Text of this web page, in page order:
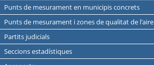
Punts de mesurament en municipis concrets
Punts de mesurament i zones de qualitat de l'aire
Partits judicials
Seccions estadístiques